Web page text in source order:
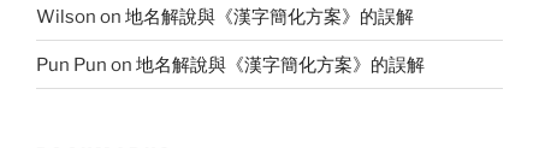
Wilson on 地名解說與《漢字簡化方案》的誤解
Pun Pun on 地名解說與《漢字簡化方案》的誤解